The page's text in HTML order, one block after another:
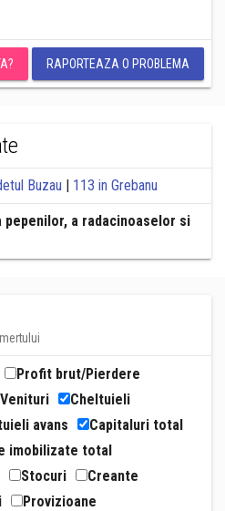
RAPORTEAZA O PROBLEMA
Buzau | 113 in Grebanu
a radacinoaselor si
Profit brut/Pierdere
Venituri
Cheltuieli
avans
Capitaluri total
imobilizate total
Stocuri
Creante
Provizioane